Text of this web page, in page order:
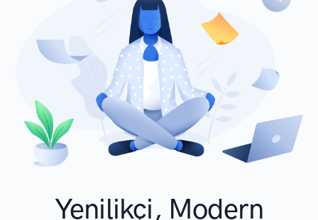
Yenilikçi, Modern